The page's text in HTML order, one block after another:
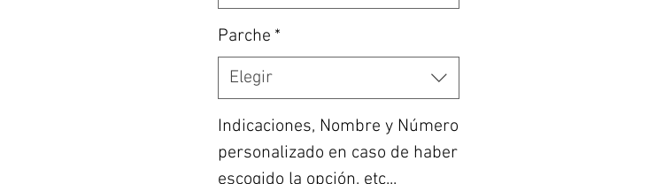
Parche *
Elegir
Indicaciones, Nombre y Número
personalizado en caso de haber
escogido la opción, etc...